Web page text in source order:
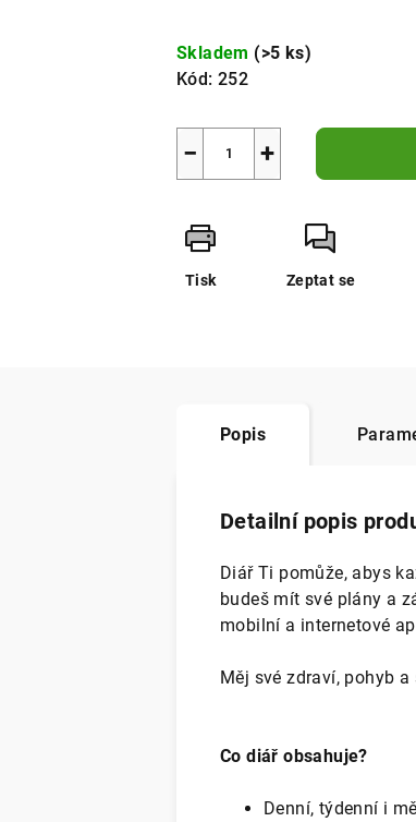
cena:
Skladem (>5 ks)
Kód: 252
+
−
Tisk Zeptat se
Popis
Detailní popis
Diář Ti pomůže, abys
budeš mít své plány a
mobilní a internetové
Měj své zdraví, pohyb
Co diář obsahuje?
Denní, týdenní i